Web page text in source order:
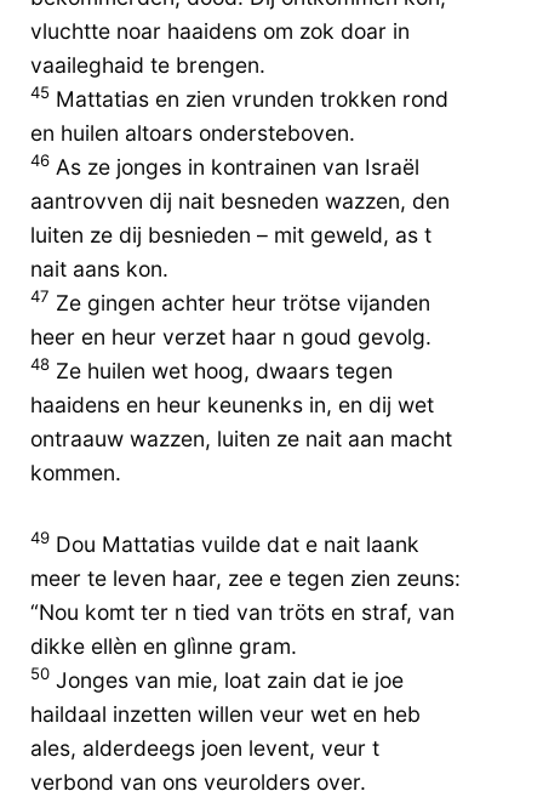
vluchtte noar haaidens om zok doar in
vaaileghaid te brengen.
45 Mattatias en zien vrunden trokken rond
en huilen altoars ondersteboven.
46 As ze jonges in kontrainen van Israël
aantrovven dij nait besneden wazzen, den
luiten ze dij besnieden – mit geweld, as t
nait aans kon.
47 Ze gingen achter heur trötse vijanden
heer en heur verzet haar n goud gevolg.
48 Ze huilen wet hoog, dwaars tegen
haaidens en heur keunenks in, en dij wet
ontraauw wazzen, luiten ze nait aan macht
kommen.
49 Dou Mattatias vuilde dat e nait laank
meer te leven haar, zee e tegen zien zeuns:
“Nou komt ter n tied van tröts en straf, van
dikke ellèn en glìnne gram.
50 Jonges van mie, loat zain dat ie joe
haildaal inzetten willen veur wet en heb
ales, alderdeegs joen levent, veur t
verbond van ons veurolders over.